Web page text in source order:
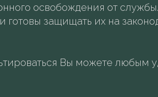
освобождения от
готовы защищать их на
Вы можете любым